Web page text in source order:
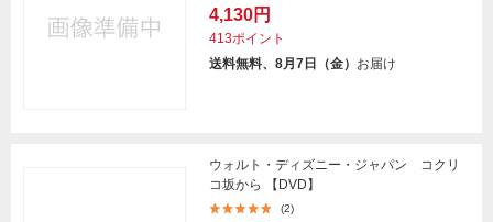
4,130円
413ポイント
送料無料、8月7日（金） お届け
ウォルト・ディズニー・ジャパン コクリ
コ坂から 【DVD】
(2)